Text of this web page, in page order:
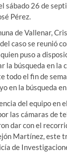
sábado 26 de
Pérez.
de Vallenar,
caso se reunió
puso a
la búsqueda en la
todo el fin de
en la búsqueda
del equipo en
las cámaras de
dar con el
Martínez, este
de